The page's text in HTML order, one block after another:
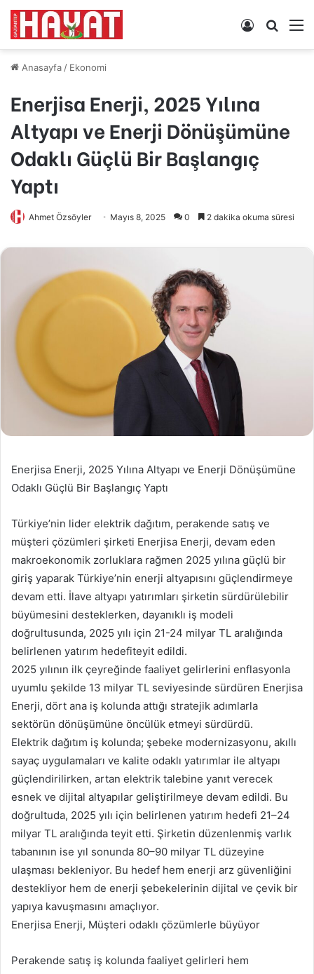
Arama
Kayıt
Anasayfa/ Ekonomi
Enerjisa Enerji, 2025 Yılına
Altyapı ve Enerji Dönüşümüne
Odaklı Güçlü Bir Başlangıç
Yaptı
Ahmet Özsöyler Mayıs 8, 2025 0 2 dakika okuma süresi
Enerjisa Enerji, 2025 Yılına Altyapı ve Enerji Dönüşümüne
Odaklı Güçlü Bir Başlangıç Yaptı
Türkiye’nin lider elektrik dağıtım, perakende satış ve
müşteri çözümleri şirketi Enerjisa Enerji, devam eden
makroekonomik zorluklara rağmen 2025 yılına güçlü bir
giriş yaparak Türkiye’nin enerji altyapısını güçlendirmeye
devam etti. İlave altyapı yatırımları şirketin sürdürülebilir
büyümesini desteklerken, dayanıklı iş modeli
doğrultusunda, 2025 yılı için 21-24 milyar TL aralığında
belirlenen yatırım hedefiteyit edildi.
2025 yılının ilk çeyreğinde faaliyet gelirlerini enflasyonla
uyumlu şekilde 13 milyar TL seviyesinde sürdüren Enerjisa
Enerji, dört ana iş kolunda attığı stratejik adımlarla
sektörün dönüşümüne öncülük etmeyi sürdürdü.
Elektrik dağıtım iş kolunda; şebeke modernizasyonu, akıllı
sayaç uygulamaları ve kalite odaklı yatırımlar ile altyapı
güçlendirilirken, artan elektrik talebine yanıt verecek
esnek ve dijital altyapılar geliştirilmeye devam edildi. Bu
doğrultuda, 2025 yılı için belirlenen yatırım hedefi 21–24
milyar TL aralığında teyit etti. Şirketin düzenlenmiş varlık
tabanının ise yıl sonunda 80–90 milyar TL düzeyine
ulaşması bekleniyor. Bu hedef hem enerji arz güvenliğini
destekliyor hem de enerji şebekelerinin dijital ve çevik bir
yapıya kavuşmasını amaçlıyor.
Enerjisa Enerji, Müşteri odaklı çözümlerle büyüyor
Perakende satış iş kolunda faaliyet gelirleri hem